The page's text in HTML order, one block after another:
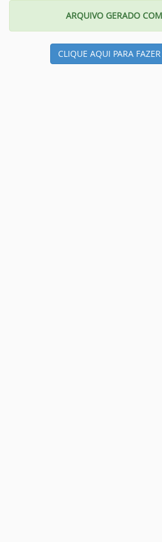
ARQUIVO GERADO
CLIQUE AQUI PARA